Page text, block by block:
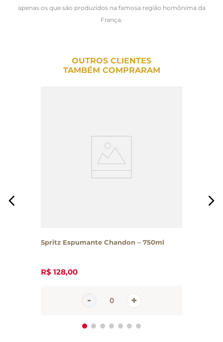
apenas os que são produzidos na famosa região homônima da
França.
OUTROS CLIENTES
TAMBÉM COMPRARAM
Spritz Espumante Chandon – 750ml
R$ 128,00